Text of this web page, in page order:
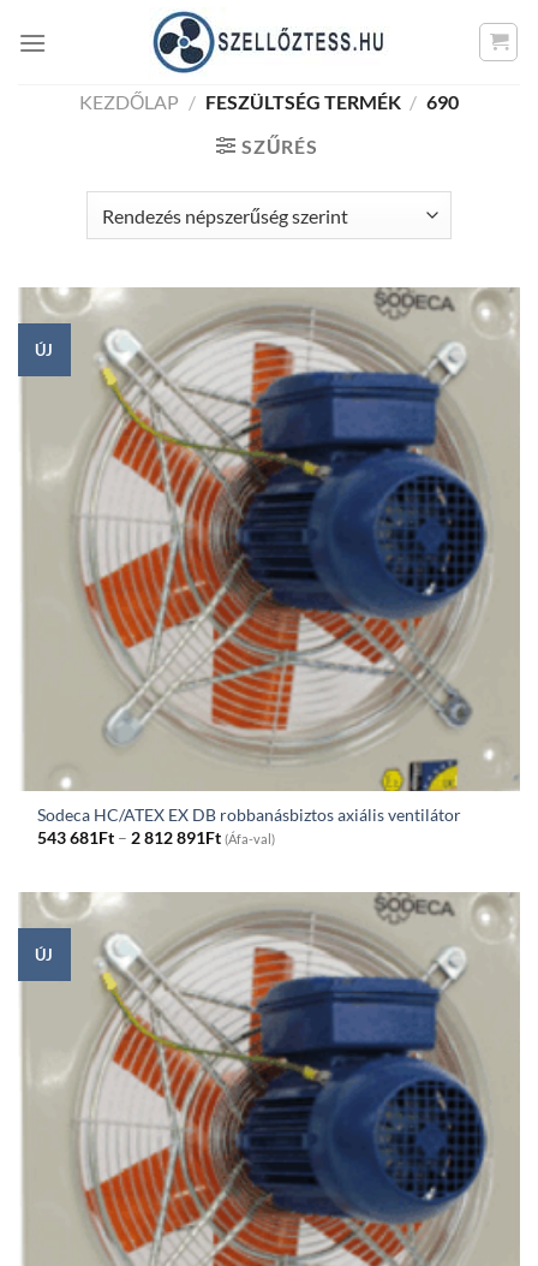
KEZDŐLAP / FESZÜLTSÉG TERMÉK / 690
SZŰRÉS
ÚJ
Sodeca HC/ATEX EX DB robbanásbiztos axiális ventilátor
543 681Ft – 2 812 891FtPrice
range:
2
812
891Ft
(Áfa-val)
ÚJ